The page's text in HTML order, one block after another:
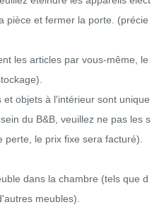
pièce et fermer la porte. (précie
les articles par vous-même, le
et objets à l'intérieur sont unique
du B&B, veuillez ne pas les s
perte, le prix fixe sera facturé).
dans la chambre (tels que d
meubles).